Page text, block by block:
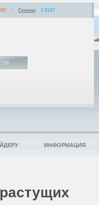
Гривна: 1.8187
ИНФОРМАЦИЯ